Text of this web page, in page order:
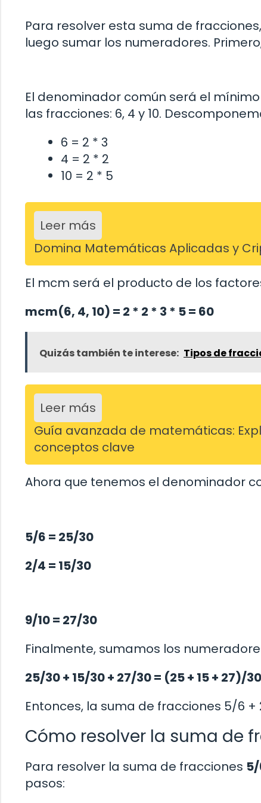
Para resolver esta suma de
luego sumar los numeradores.
El denominador común será el
las fracciones: 6, 4 y 10.
6 = 2 * 3
4 = 2 * 2
10 = 2 * 5
Leer más
Domina Matemáticas Aplicadas y
El mcm será el producto de los
mcm(6, 4, 10) = 2 * 2 * 3 * 5 = 60
Quizás también te interese: Tipos de
Leer más
Guía avanzada de matemáticas:
conceptos clave
Ahora que tenemos el denominador
5/6 = 25/30
2/4 = 15/30
9/10 = 27/30
Finalmente, sumamos los
25/30 + 15/30 + 27/30 = (25 + 15 + 27)/
Entonces, la suma de fracciones 5/6 +
Cómo resolver la suma de
Para resolver la suma de fracciones
pasos: